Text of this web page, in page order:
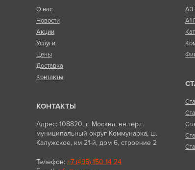
О нас
Новости
Акции
Услуги
Цены
Доставка
Контакты
КОНТАКТЫ
Адрес: 108820, г. Москва, вн.тер.г.
муниципальный округ Коммунарка, ш.
Калужское, км 21-й, дом 6, строение 2
Телефон: +7 (495) 150 14 24
А3
А1